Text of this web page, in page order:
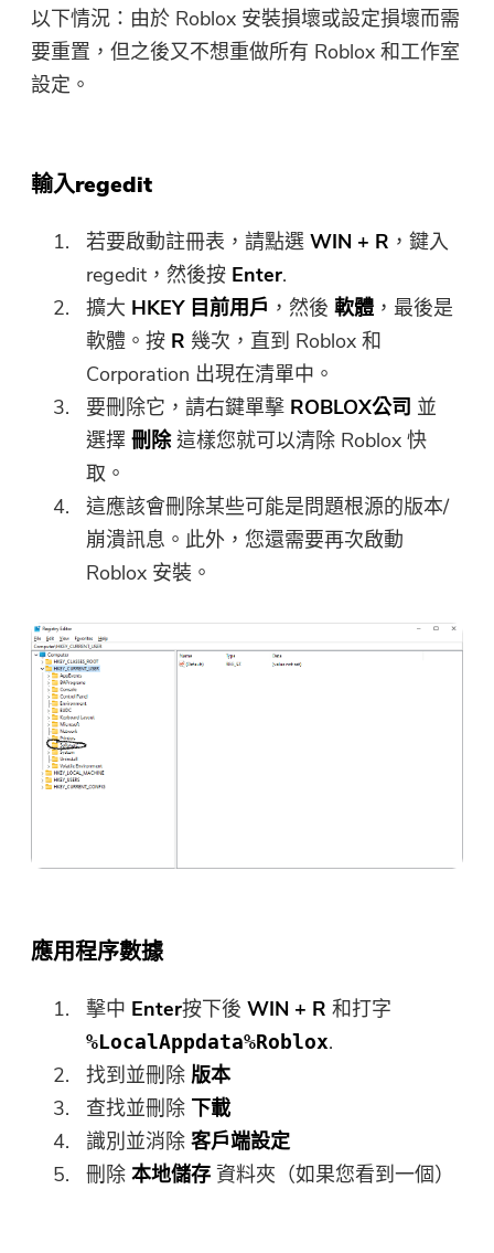
以下情況：由於 Roblox 安裝損壞或設定損壞而需
要重置，但之後又不想重做所有 Roblox 和工作室
設定。
輸入regedit
若要啟動註冊表，請點選WIN + R ，鍵入
regedit，然後按 Enter.
擴大 HKEY 目前用戶 ，然後軟體 ，最後是
軟體。按 R 幾次，直到 Roblox 和
Corporation 出現在清單中。
要刪除它，請右鍵單擊 ROBLOX公司 並
選擇刪除這樣您就可以清除 Roblox 快
取。
這應該會刪除某些可能是問題根源的版本/
崩潰訊息。此外，您還需要再次啟動
Roblox 安裝。
應用程序數據
擊中 Enter按下後WIN + R 和打字
%LocalAppdata%Roblox.
找到並刪除版本
查找並刪除 下載
識別並消除客戶端設定
刪除本地儲存 資料夾（如果您看到一個）